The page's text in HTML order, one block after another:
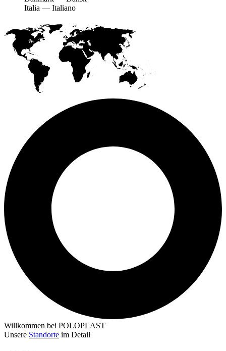
Italia — Italiano
Willkommen bei POLOPLAST
Unsere Standorte im Detail